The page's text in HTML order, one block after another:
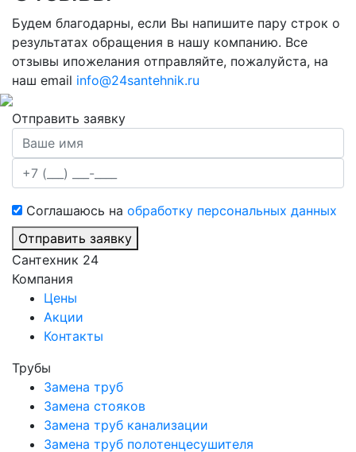
Будем благодарны, если Вы напишите пару строк о
результатах обращения в нашу компанию. Все
отзывы ипожелания отправляйте, пожалуйста, на
наш email info@24santehnik.ru
Отправить заявку
Соглашаюсь на обработку персональных данных
Отправить заявку
Сантехник 24
Компания
Цены
Акции
Контакты
Трубы
Замена труб
Замена стояков
Замена труб канализации
Замена труб полотенцесушителя